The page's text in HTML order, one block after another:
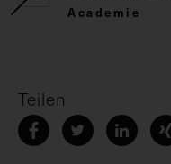
Academie
Teilen